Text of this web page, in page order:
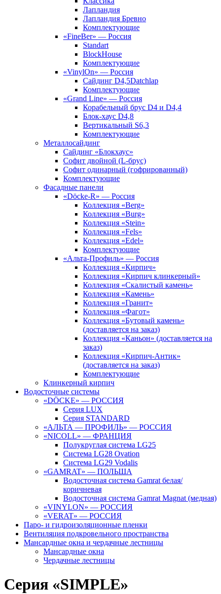
Лапландия
Лапландия Бревно
Комплектующие
«FineBer» — Россия
Standart
BlockHouse
Комплектующие
«VinylOn» — Россия
Сайдинг D4,5Datchlap
Комплектующие
«Grand Line» — Россия
Корабельный брус D4 и D4,4
Блок-хаус D4,8
Вертикальный S6,3
Комплектующие
Металлосайдинг
Сайдинг «Блокхаус»
Софит двойной (L-брус)
Софит одинарный (гофрированный)
Комплектующие
Фасадные панели
«Döcke-R» — Россия
Коллекция «Berg»
Коллекция «Burg»
Коллекция «Stein»
Коллекция «Fels»
Коллекция «Edel»
Комплектующие
«Альта-Профиль» — Россия
Коллекция «Кирпич»
Коллекция «Кирпич клинкерный»
Коллекция «Скалистый камень»
Коллекция «Камень»
Коллекция «Гранит»
Коллекция «Фагот»
Коллекция «Бутовый камень»
(доставляется на заказ)
Коллекция «Каньон» (доставляется на
заказ)
Коллекция «Кирпич-Антик»
(доставляется на заказ)
Комплектующие
Клинкерный кирпич
Водосточные системы
«DÖCKE» — РОССИЯ
Серия LUX
Серия STANDARD
«АЛЬТА — ПРОФИЛЬ» — РОССИЯ
«NICOLL» — ФРАНЦИЯ
Полукруглая система LG25
Система LG28 Ovation
Система LG29 Vodalis
«GAMRAT» — ПОЛЬША
Водосточная система Gamrat белая/
коричневая
Водосточная система Gamrat Magnat (медная)
«VINYLON» — РОССИЯ
«VERAT» — РОССИЯ
Паро- и гидроизоляционные пленки
Вентиляция подкровельного пространства
Мансардные окна и чердачные лестницы
Мансардные окна
Чердачные лестницы
Серия «SIMPLE»